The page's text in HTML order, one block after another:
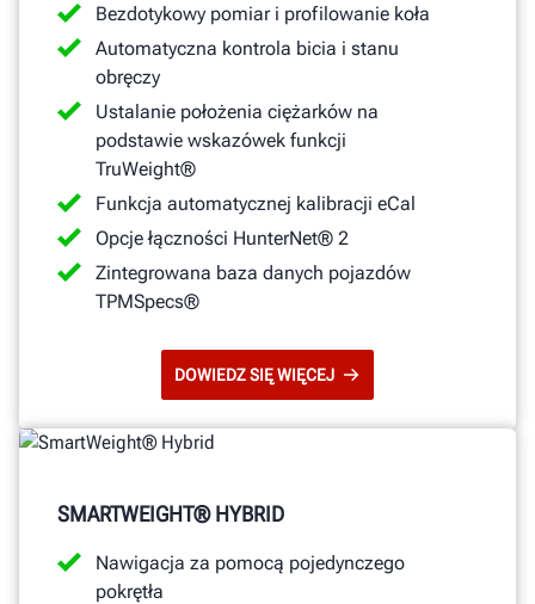
Bezdotykowy pomiar i profilowanie koła
Automatyczna kontrola bicia i stanu
obręczy
Ustalanie położenia ciężarków na
podstawie wskazówek funkcji
TruWeight®
Funkcja automatycznej kalibracji eCal
Opcje łączności HunterNet® 2
Zintegrowana baza danych pojazdów
TPMSpecs®
DOWIEDZ SIĘ WIĘCEJ
SMARTWEIGHT® HYBRID
Nawigacja za pomocą pojedynczego
pokrętła